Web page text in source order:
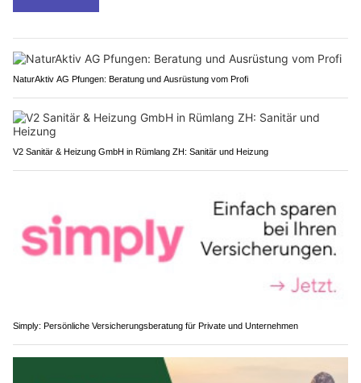
NaturAktiv AG Pfungen: Beratung und Ausrüstung vom Profi
V2 Sanitär & Heizung GmbH in Rümlang ZH: Sanitär und Heizung
Simply: Persönliche Versicherungsberatung für Private und Unternehmen